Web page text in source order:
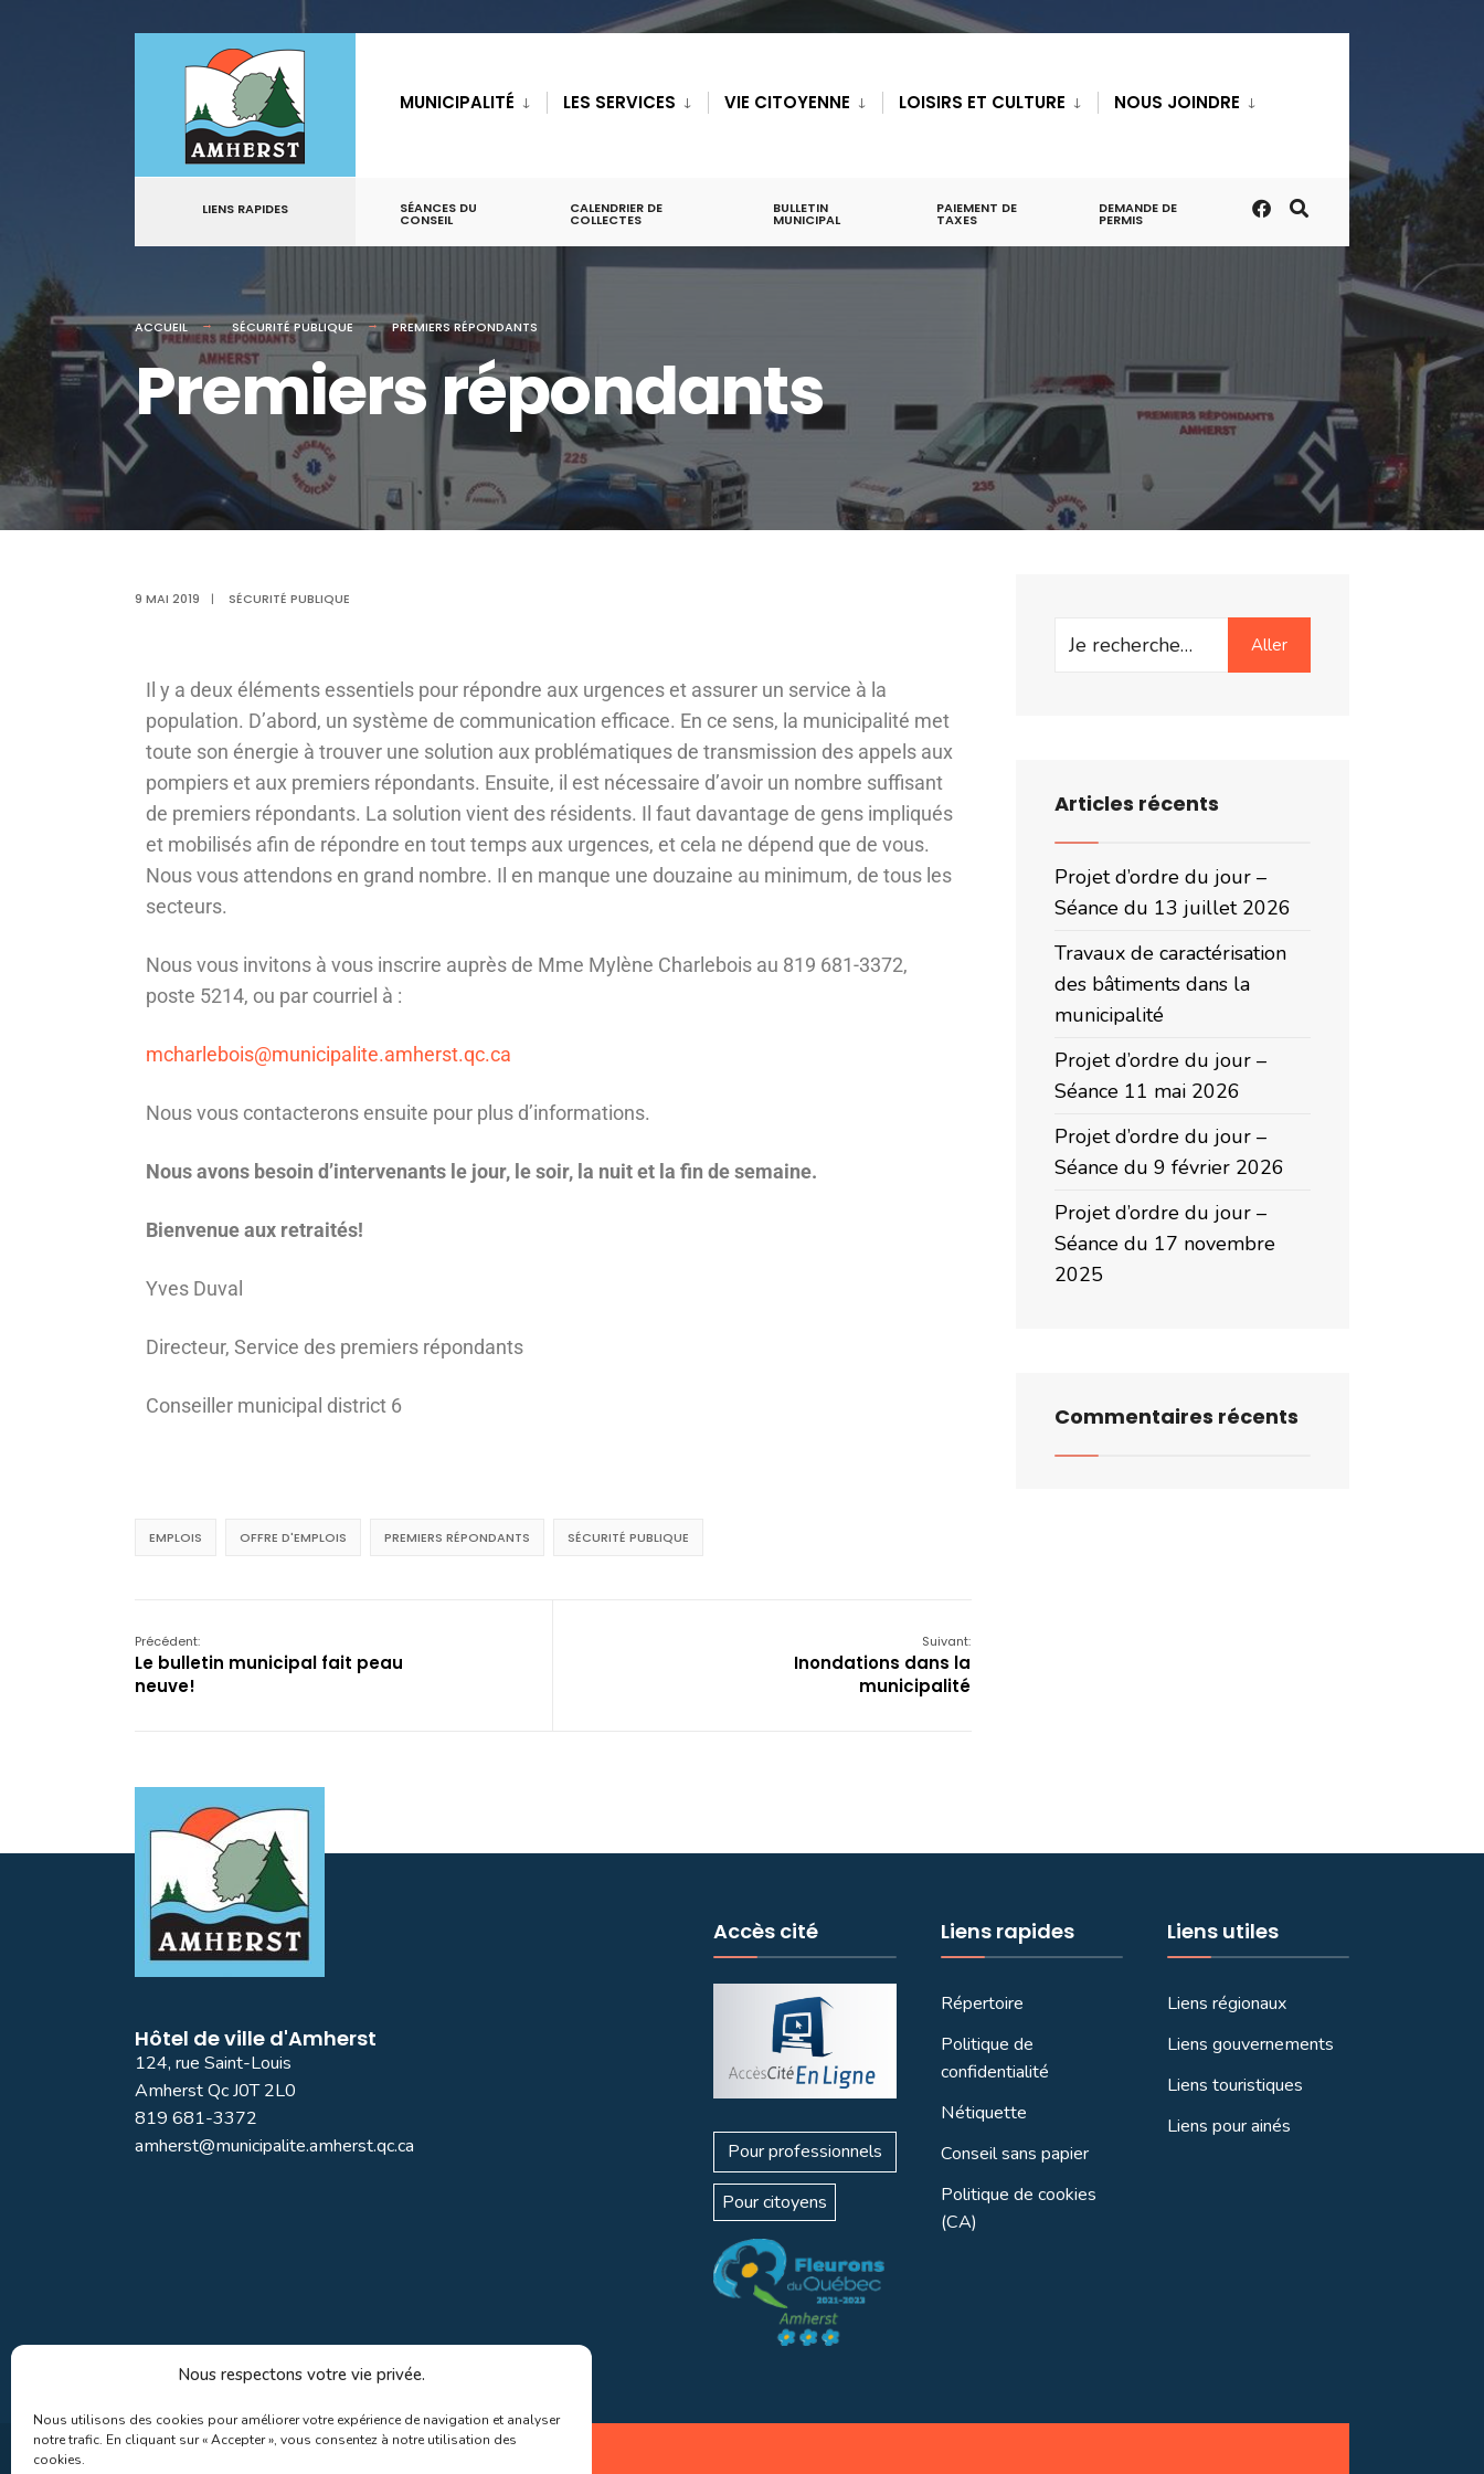
Nous respectons votre vie privée.
Nous utilisons des cookies pour améliorer votre expérience de navigation et analyser
notre trafic. En cliquant sur « Accepter », vous consentez à notre utilisation des
cookies.
MUNICIPALITÉ LES SERVICES VIE CITOYENNE LOISIRS ET CULTURE NOUS JOINDRE
LIENS RAPIDES SÉANCES DU
CONSEIL
CALENDRIER DE
COLLECTES
BULLETIN
MUNICIPAL
PAIEMENT DE
TAXES
DEMANDE DE
PERMIS
ACCUEIL SÉCURITÉ PUBLIQUE PREMIERS RÉPONDANTS
Premiers répondants
9 MAI 2019 | SÉCURITÉ PUBLIQUE
Il y a deux éléments essentiels pour répondre aux urgences et assurer un service à la
population. D’abord, un système de communication efficace. En ce sens, la municipalité met
toute son énergie à trouver une solution aux problématiques de transmission des appels aux
pompiers et aux premiers répondants. Ensuite, il est nécessaire d’avoir un nombre suffisant
de premiers répondants. La solution vient des résidents. Il faut davantage de gens impliqués
et mobilisés afin de répondre en tout temps aux urgences, et cela ne dépend que de vous.
Nous vous attendons en grand nombre. Il en manque une douzaine au minimum, de tous les
secteurs.
Nous vous invitons à vous inscrire auprès de Mme Mylène Charlebois au 819 681-3372,
poste 5214, ou par courriel à :
mcharlebois@municipalite.amherst.qc.ca
Nous vous contacterons ensuite pour plus d’informations.
Nous avons besoin d’intervenants le jour, le soir, la nuit et la fin de semaine.
Bienvenue aux retraités!
Yves Duval
Directeur, Service des premiers répondants
Conseiller municipal district 6
EMPLOIS OFFRE D'EMPLOIS PREMIERS RÉPONDANTS SÉCURITÉ PUBLIQUE
Précédent:
Le bulletin municipal fait peau
neuve!
Suivant:
Inondations dans la
municipalité
Aller
Articles récents
Projet d’ordre du jour –
Séance du 13 juillet 2026
Travaux de caractérisation
des bâtiments dans la
municipalité
Projet d’ordre du jour –
Séance 11 mai 2026
Projet d’ordre du jour –
Séance du 9 février 2026
Projet d’ordre du jour –
Séance du 17 novembre
2025
Commentaires récents
Hôtel de ville d'Amherst
124, rue Saint-Louis
Amherst Qc J0T 2L0
819 681-3372
amherst@municipalite.amherst.qc.ca
Accès cité
Pour professionnels
Pour citoyens
Liens rapides
Répertoire
Politique de
confidentialité
Nétiquette
Conseil sans papier
Politique de cookies
(CA)
Liens utiles
Liens régionaux
Liens gouvernements
Liens touristiques
Liens pour ainés